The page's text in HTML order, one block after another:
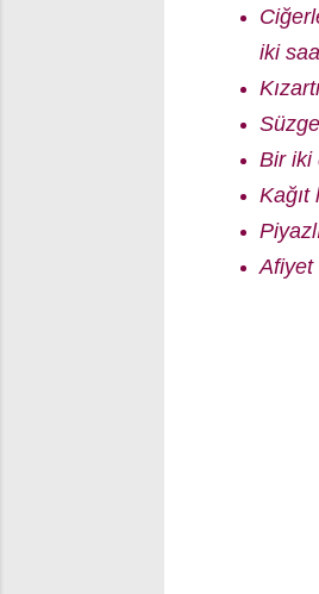
iki
Bir iki
Kağıt
Afiyet